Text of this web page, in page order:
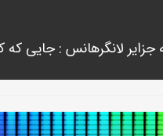
لانگرهانس : جایی